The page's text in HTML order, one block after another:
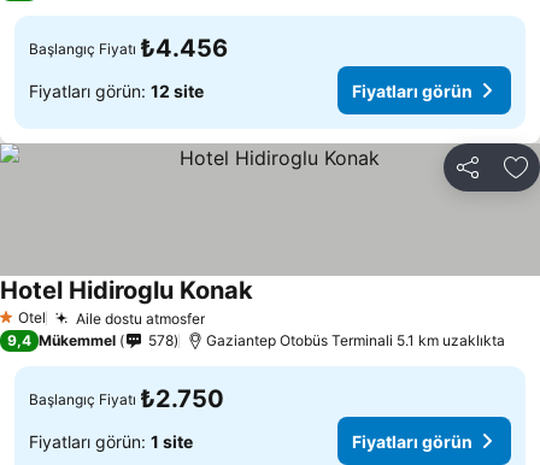
Başlangıç Fiyatı ₺4.456
Fiyatları görün: 12 site Fiyatları görün
Paylaş
1 Yıldız
Otel Aile dostu atmosferFiyatları görün
Hotel Hidiroglu KonakFiyatları görün
9,4 Mükemmel 578 Gaziantep Otobüs Terminali 5.1 km uzaklıkta
Başlangıç Fiyatı ₺2.750
Fiyatları görün: 1 site Fiyatları görün